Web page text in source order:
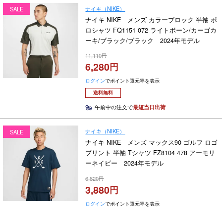
SALE ナイキ（NIKE）
ナイキ NIKE メンズ カラーブロック 半袖 ポ
ロシャツ FQ1151 072 ライトボーン/カーゴカ
ーキ/ブラック/ブラック 2024年モデル
11,110
6,280
ログインでポイント還元率を表示
送料無料
午前中の注文で最短当日出荷
SALE ナイキ（NIKE）
ナイキ NIKE メンズ マックス90 ゴルフ ロゴ
プリント 半袖 Tシャツ FZ8104 478 アーモリ
ーネイビー 2024年モデル
6,820
3,880
ログインでポイント還元率を表示